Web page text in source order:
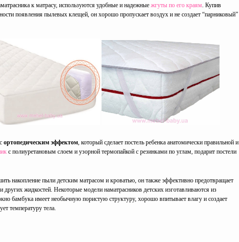
к матрасу, используются удобные и надежные жгуты по его краям. Купив
появления пылевых клещей, он хорошо пропускает воздух и не создает “парниковый”
ортопедическим эффектом, который сделает постель ребенка анатомически правильной и
с полиуретановым слоем и узорной термопайкой с резинками по углам, подарит постели
накопление пыли детским матрасом и кроватью, он также эффективно предотвращает
жидкостей. Некоторые модели наматрасников детских изготавливаются из
бамбука имеет необычную пористую структуру, хорошо впитывает влагу и создает
температуру тела.